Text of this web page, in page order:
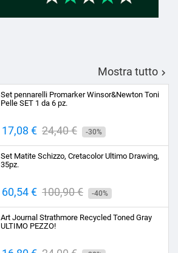
Mostra tutto 
Set pennarelli Promarker Winsor&Newton Toni
Pelle SET 1 da 6 pz.
Prezzo
17,08 € Prezzo
base
24,40 € -30%
Set Matite Schizzo, Cretacolor Ultimo Drawing,
35pz.
Prezzo
60,54 € Prezzo
base
100,90 € -40%
Art Journal Strathmore Recycled Toned Gray
ULTIMO PEZZO!